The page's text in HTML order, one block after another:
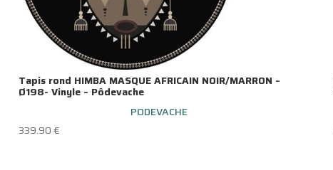
Tapis rond HIMBA MASQUE AFRICAIN NOIR/MARRON –
Ø198- Vinyle – Pôdevache
PODEVACHE
339.90€